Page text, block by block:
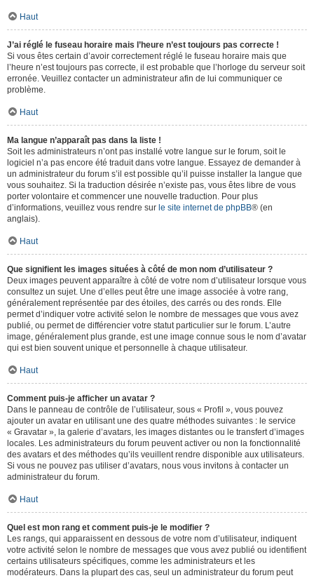
Haut
J’ai réglé le fuseau horaire mais l’heure n’est toujours pas correcte !
Si vous êtes certain d’avoir correctement réglé le fuseau horaire mais que
l’heure n’est toujours pas correcte, il est probable que l’horloge du serveur soit
erronée. Veuillez contacter un administrateur afin de lui communiquer ce
problème.
Haut
Ma langue n’apparaît pas dans la liste !
Soit les administrateurs n’ont pas installé votre langue sur le forum, soit le
logiciel n’a pas encore été traduit dans votre langue. Essayez de demander à
un administrateur du forum s’il est possible qu’il puisse installer la langue que
vous souhaitez. Si la traduction désirée n’existe pas, vous êtes libre de vous
porter volontaire et commencer une nouvelle traduction. Pour plus
d’informations, veuillez vous rendre sur le site internet de phpBB® (en
anglais).
Haut
Que signifient les images situées à côté de mon nom d’utilisateur ?
Deux images peuvent apparaître à côté de votre nom d’utilisateur lorsque vous
consultez un sujet. Une d’elles peut être une image associée à votre rang,
généralement représentée par des étoiles, des carrés ou des ronds. Elle
permet d’indiquer votre activité selon le nombre de messages que vous avez
publié, ou permet de différencier votre statut particulier sur le forum. L’autre
image, généralement plus grande, est une image connue sous le nom d’avatar
qui est bien souvent unique et personnelle à chaque utilisateur.
Haut
Comment puis-je afficher un avatar ?
Dans le panneau de contrôle de l’utilisateur, sous « Profil », vous pouvez
ajouter un avatar en utilisant une des quatre méthodes suivantes : le service
« Gravatar », la galerie d’avatars, les images distantes ou le transfert d’images
locales. Les administrateurs du forum peuvent activer ou non la fonctionnalité
des avatars et des méthodes qu’ils veuillent rendre disponible aux utilisateurs.
Si vous ne pouvez pas utiliser d’avatars, nous vous invitons à contacter un
administrateur du forum.
Haut
Quel est mon rang et comment puis-je le modifier ?
Les rangs, qui apparaissent en dessous de votre nom d’utilisateur, indiquent
votre activité selon le nombre de messages que vous avez publié ou identifient
certains utilisateurs spécifiques, comme les administrateurs et les
modérateurs. Dans la plupart des cas, seul un administrateur du forum peut